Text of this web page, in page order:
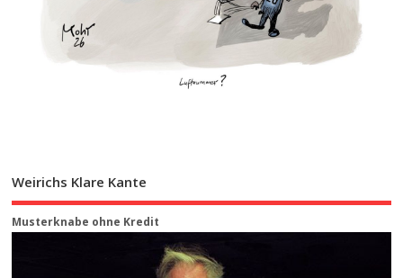
Weirichs Klare Kante
Musterknabe ohne Kredit